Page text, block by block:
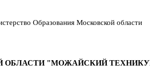
Образования Московской области
ОБЛАСТИ "МОЖАЙСКИЙ